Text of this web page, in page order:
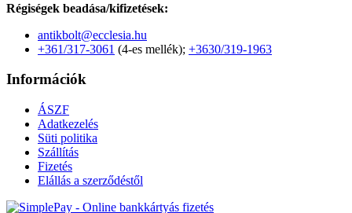
Régiségek beadása/kifizetések:
antikbolt@ecclesia.hu
+361/317-3061 (4-es mellék); +3630/319-1963
Információk
ÁSZF
Adatkezelés
Süti politika
Szállítás
Fizetés
Elállás a szerződéstől